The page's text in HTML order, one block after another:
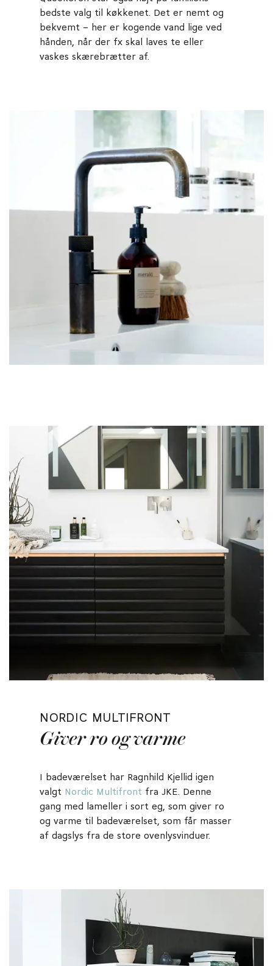
bedste valg til køkkenet. Det er nemt og
bekvemt – her er kogende vand lige ved
hånden, når der fx skal laves te eller
vaskes skærebrætter af.
NORDIC MULTIFRONT
Giver ro og varme
I badeværelset har Ragnhild Kjellid igen
valgt Nordic Multifront fra JKE. Denne
gang med lameller i sort eg, som giver ro
og varme til badeværelset, som får masser
af dagslys fra de store ovenlysvinduer.